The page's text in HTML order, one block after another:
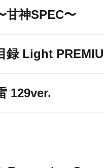
甘神SPEC〜
録 Light
129ver.